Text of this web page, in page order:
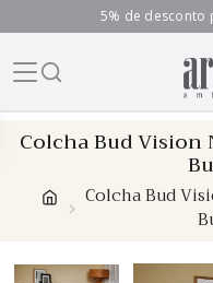
Skip
5% de desconto
Colcha Bud Vision
Colcha Bud